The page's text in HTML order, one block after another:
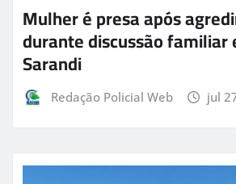
Mulher é presa após
durante discussão familiar
Sarandi
Redação Policial Web jul